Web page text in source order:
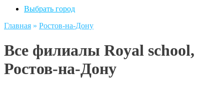
Выбрать город
Главная » Ростов-на-Дону
Все филиалы Royal school,
Ростов-на-Дону